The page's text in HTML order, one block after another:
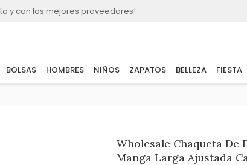
y con los mejores proveedores!
BOLSAS HOMBRES NIÑOS ZAPATOS BELLEZA FIESTA
Wholesale Chaqueta De
Manga Larga Ajustada